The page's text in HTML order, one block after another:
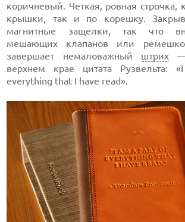
коричневый. Четкая, ровная строчка,
крышки, так и по корешку.
магнитные защелки, так что
мешающих клапанов или
завершает немаловажный штрих—
верхнем крае цитата
everything that I have read».